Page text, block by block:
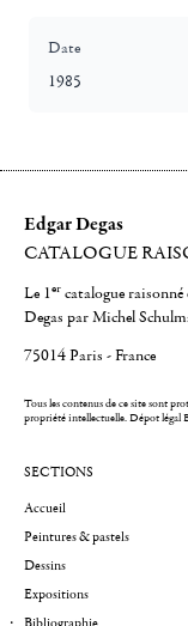
Date
1985
Edgar Degas
CATALOGUE
Le 1er catalogue raisonné
Degas par Michel
75014 Paris - France
Tous les contenus de ce site sont
propriété intellectuelle.Dépot légal
SECTIONS
Accueil
Peintures & pastels
Dessins
Expositions